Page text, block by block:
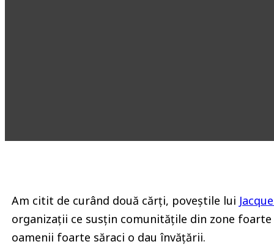
Am citit de curând două cărți, poveștile lui
organizații ce susțin comunitățile din zone
oamenii foarte săraci o dau învățării.